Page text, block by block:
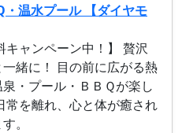
温水プール 【ダイヤモ
キャンペーン中！】 贅沢
緒に！ 目の前に広がる熱
・プール・ＢＢＱが楽し
常を離れ、心と体が癒され
。